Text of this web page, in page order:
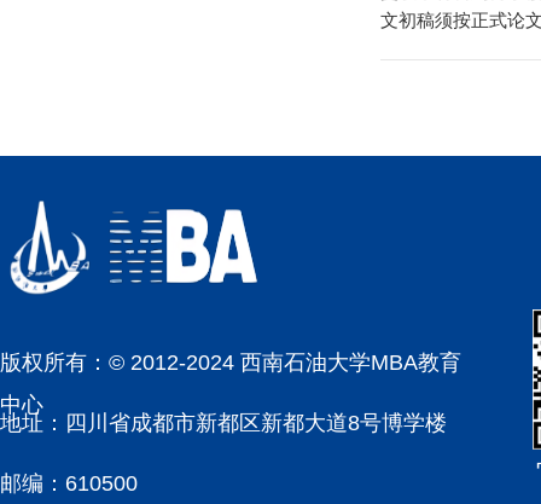
文初稿须按正式论
版权所有：© 2012-2024 西南石油大学MBA教育
中心
地址：四川省成都市新都区新都大道8号博学楼
邮编：610500